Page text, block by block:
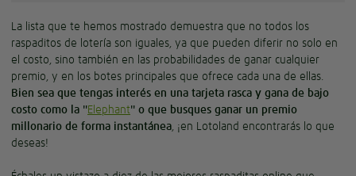
La lista que te hemos mostrado demuestra que no todos los
raspaditos de lotería son iguales, ya que pueden diferir no solo en
el costo, sino también en las probabilidades de ganar cualquier
premio, y en los botes principales que ofrece cada una de ellas.
Bien sea que tengas interés en una tarjeta rasca y gana de bajo
costo como la "Elephant" o que busques ganar un premio
millonario de forma instantánea, ¡en Lotoland encontrarás lo que
deseas!